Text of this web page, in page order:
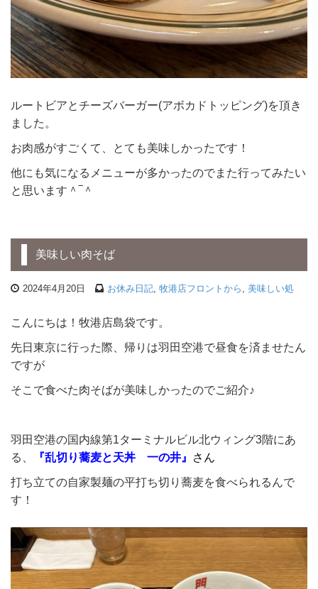
ルートビアとチーズバーガー(アボカドトッピング)を頂き
ました。
お肉感がすごくて、とても美味しかったです！
他にも気になるメニューが多かったのでまた行ってみたい
と思います＾‾＾
美味しい肉そば
2024年4月20日 お休み日記, 牧港店フロントから , 美味しい処
こんにちは！牧港店島袋です。
先日東京に行った際、帰りは羽田空港で昼食を済ませたん
ですが
そこで食べた肉そばが美味しかったのでご紹介♪
羽田空港の国内線第1ターミナルビル北ウィング3階にあ
る、
『乱切り蕎麦と天丼 一の井』
さん
打ち立ての自家製麺の平打ち切り蕎麦を食べられるんで
す！